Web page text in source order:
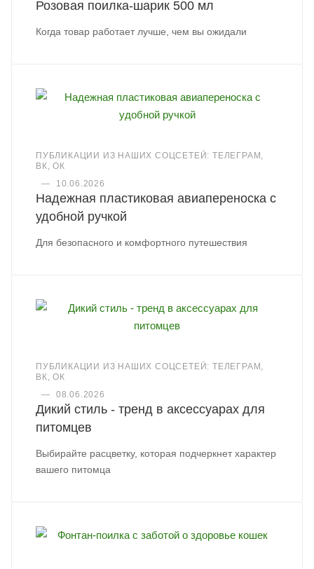
Розовая поилка-шарик 500 мл
Когда товар работает лучше, чем вы ожидали
ПУБЛИКАЦИИ ИЗ НАШИХ СОЦСЕТЕЙ: ТЕЛЕГРАМ,
ВК, ОК
—
10.06.2026
Надежная пластиковая авиапереноска с
удобной ручкой
Для безопасного и комфортного путешествия
ПУБЛИКАЦИИ ИЗ НАШИХ СОЦСЕТЕЙ: ТЕЛЕГРАМ,
ВК, ОК
—
08.06.2026
Дикий стиль - тренд в аксессуарах для
питомцев
Выбирайте расцветку, которая подчеркнет характер
вашего питомца